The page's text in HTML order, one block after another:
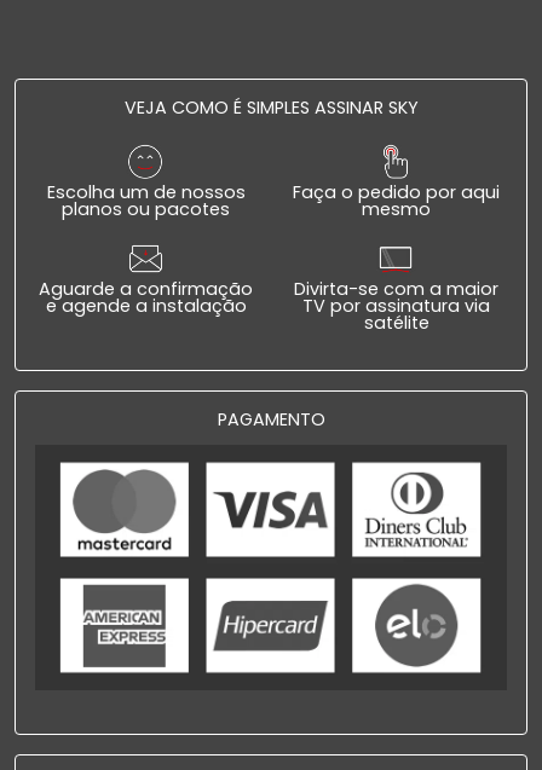
VEJA COMO É SIMPLES ASSINAR SKY
Escolha um de nossos
planos ou pacotes
Faça o pedido por aqui
mesmo
Aguarde a confirmação
e agende a instalação
Divirta-se com a maior
TV por assinatura via
satélite
PAGAMENTO